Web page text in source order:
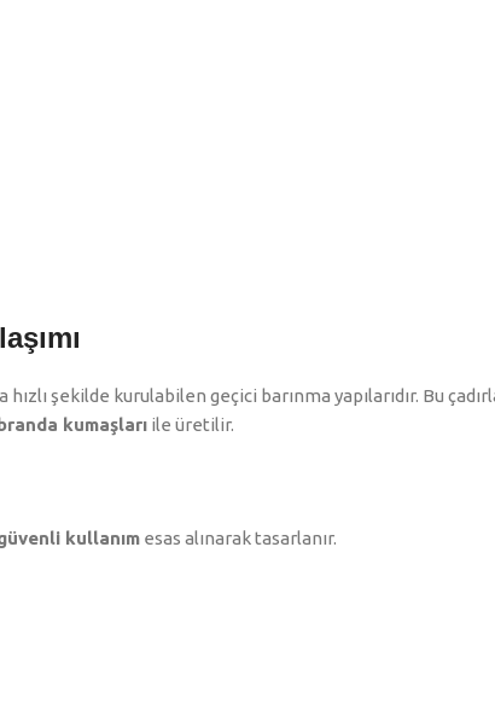
şekilde kurulabilen geçici barınma yapılarıdır. Bu
kumaşları ile üretilir.
kullanım esas alınarak tasarlanır.